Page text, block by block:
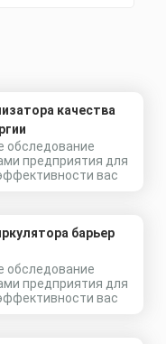
качества
обследование
предприятия для
вас
барьер
обследование
предприятия для
вас